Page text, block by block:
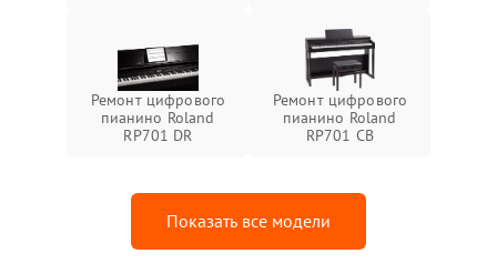
Ремонт цифрового
пианино Roland
RP701 DR
Ремонт цифрового
пианино Roland
RP701 CB
Показать все модели